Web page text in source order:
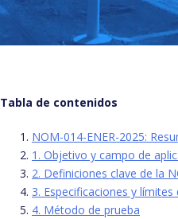
Tabla de contenidos
NOM-014-ENER-2025:
1. Objetivo y campo de
2. Definiciones clave de la
3. Especificaciones y límites
4. Método de prueba